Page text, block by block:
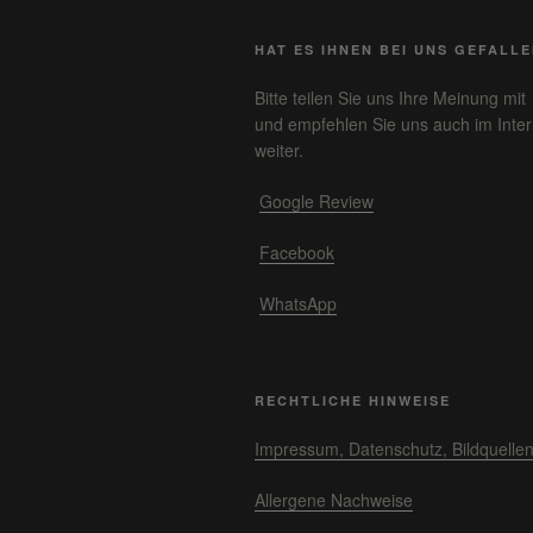
HAT ES IHNEN BEI UNS
Bitte teilen Sie uns Ihre Meinung mit
und empfehlen Sie uns auch im
weiter.
Google Review
Facebook
WhatsApp
RECHTLICHE HINWEISE
Impressum, Datenschutz, Bildquellen
Allergene Nachweise